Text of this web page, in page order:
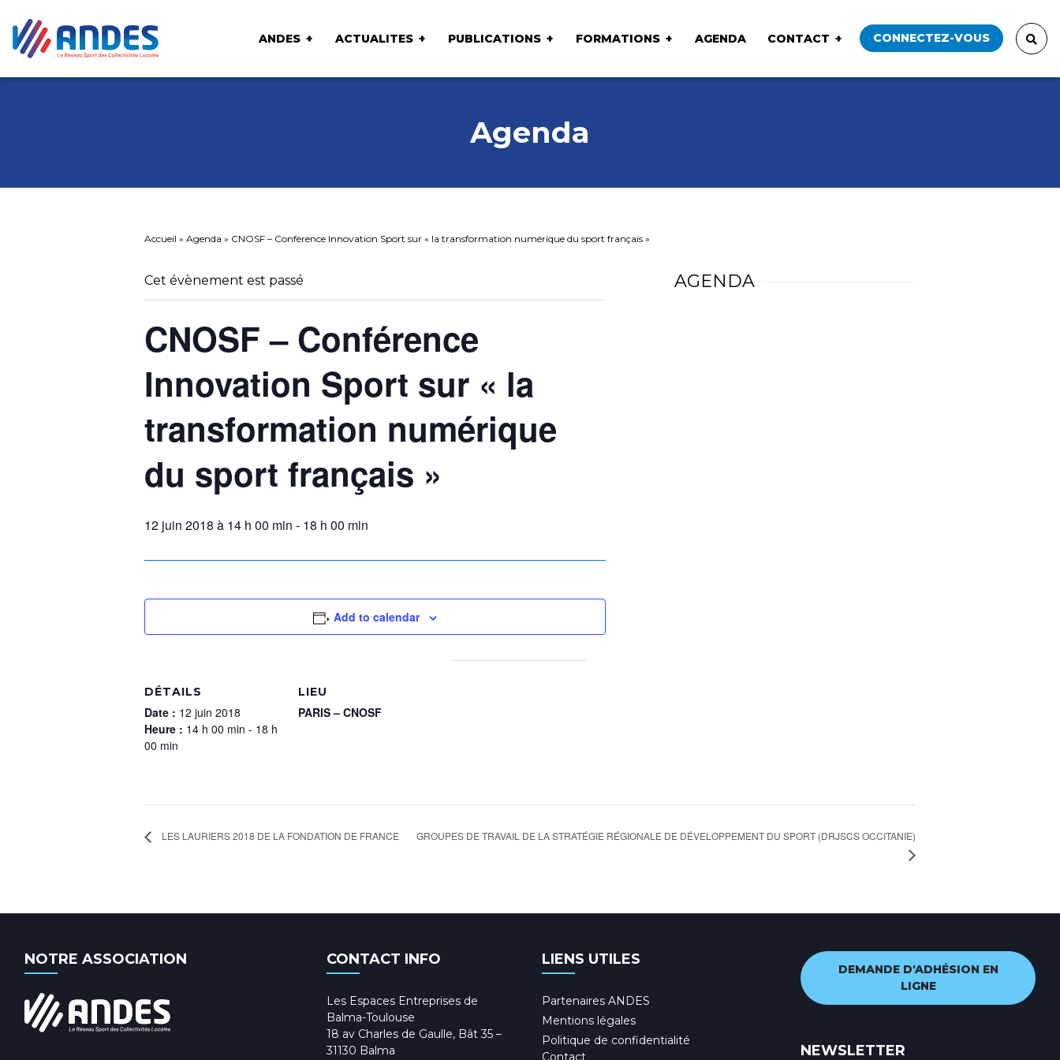
ANDES ACTUALITES PUBLICATIONS FORMATIONS AGENDA CONTACT CONNECTEZ-VOUS
Agenda
Accueil » Agenda » CNOSF – Conférence Innovation Sport sur « la transformation numérique du sport français »
Cet évènement est passé
CNOSF – Conférence
Innovation Sport sur « la
transformation numérique
du sport français »
12 juin 2018 à 14 h 00 min - 18 h 00 min
Add to calendar
DÉTAILS
Date : 12 juin 2018
Heure : 14 h 00 min - 18 h
00 min
LIEU
PARIS – CNOSF
AGENDA
LES LAURIERS 2018 DE LA FONDATION DE FRANCE GROUPES DE TRAVAIL DE LA STRATÉGIE RÉGIONALE DE DÉVELOPPEMENT DU SPORT (DRJSCS OCCITANIE)
NOTRE ASSOCIATION CONTACT INFO
Les Espaces Entreprises de
Balma-Toulouse
18 av Charles de Gaulle, Bât 35 –
31130 Balma
LIENS UTILES
Partenaires ANDES
Mentions légales
Politique de confidentialité
Contact
DEMANDE D'ADHÉSION EN
LIGNE
NEWSLETTER